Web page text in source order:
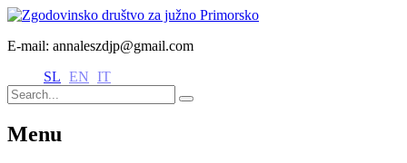
E-mail: annaleszdjp@gmail.com
SL EN IT
Menu